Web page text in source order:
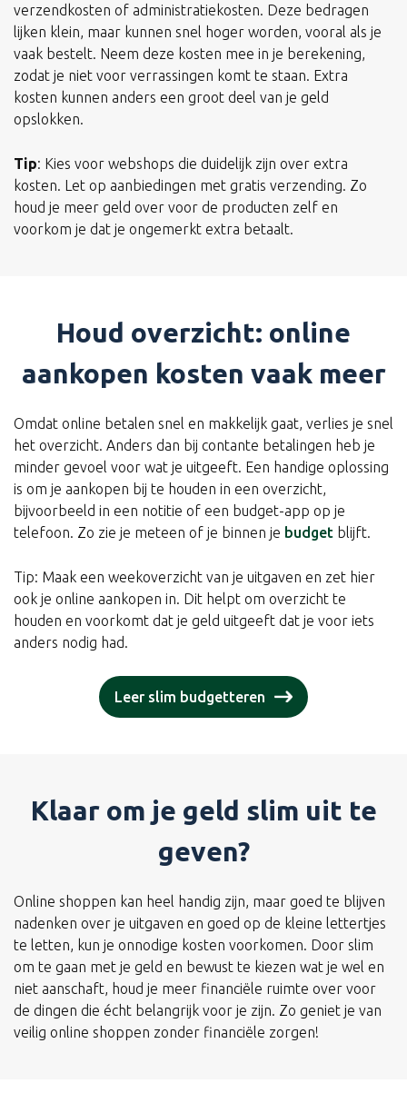
verzendkosten of administratiekosten. Deze bedragen
lijken klein, maar kunnen snel hoger worden, vooral als je
vaak bestelt. Neem deze kosten mee in je berekening,
zodat je niet voor verrassingen komt te staan. Extra
kosten kunnen anders een groot deel van je geld
opslokken.
Tip: Kies voor webshops die duidelijk zijn over extra
kosten. Let op aanbiedingen met gratis verzending. Zo
houd je meer geld over voor de producten zelf en
voorkom je dat je ongemerkt extra betaalt.
Houd overzicht: online
aankopen kosten vaak meer
Omdat online betalen snel en makkelijk gaat, verlies je snel
het overzicht. Anders dan bij contante betalingen heb je
minder gevoel voor wat je uitgeeft. Een handige oplossing
is om je aankopen bij te houden in een overzicht,
bijvoorbeeld in een notitie of een budget-app op je
telefoon. Zo zie je meteen of je binnen je budget blijft.
Tip: Maak een weekoverzicht van je uitgaven en zet hier
ook je online aankopen in. Dit helpt om overzicht te
houden en voorkomt dat je geld uitgeeft dat je voor iets
anders nodig had.
Leer slim budgetteren
Klaar om je geld slim uit te
geven?
Online shoppen kan heel handig zijn, maar goed te blijven
nadenken over je uitgaven en goed op de kleine lettertjes
te letten, kun je onnodige kosten voorkomen. Door slim
om te gaan met je geld en bewust te kiezen wat je wel en
niet aanschaft, houd je meer financiële ruimte over voor
de dingen die écht belangrijk voor je zijn. Zo geniet je van
veilig online shoppen zonder financiële zorgen!